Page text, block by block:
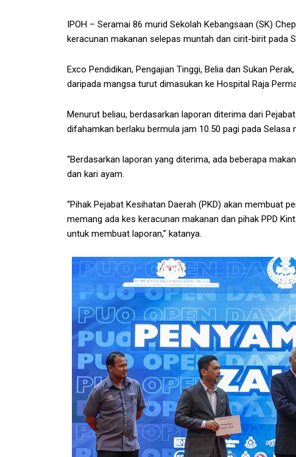
IPOH – Seramai 86 murid Sekolah Kebangsaan (SK)
keracunan makanan selepas muntah dan cirit-birit pada
Exco Pendidikan, Pengajian Tinggi, Belia dan Sukan
daripada mangsa turut dimasukan ke Hospital Raja
Menurut beliau, berdasarkan laporan diterima dari
difahamkan berlaku bermula jam 10.50 pagi pada Selasa
“Berdasarkan laporan yang diterima, ada beberapa
dan kari ayam.
“Pihak Pejabat Kesihatan Daerah (PKD) akan membuat
memang ada kes keracunan makanan dan pihak PPD
untuk membuat laporan,” katanya.